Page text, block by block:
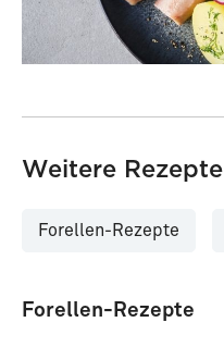
Weitere Rezepte
Forellen-Rezepte
Forellen-Rezepte